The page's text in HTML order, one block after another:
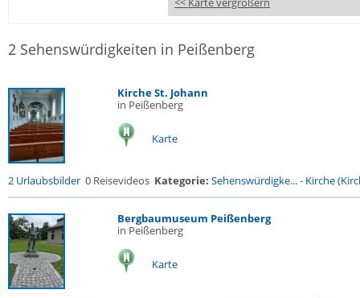
2 Sehenswürdigkeiten in Peißenberg
Kirche St. Johann
in Peißenberg
Karte
2 Urlaubsbilder 0 Reisevideos Kategorie: Sehenswürdigke...- Kirche
Bergbaumuseum Peißenberg
in Peißenberg
Karte